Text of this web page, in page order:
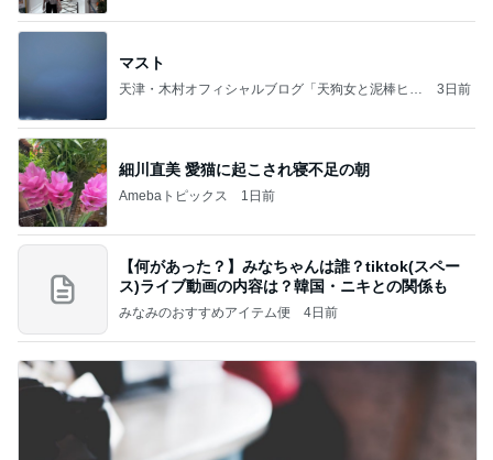
マスト
天津・木村オフィシャルブログ「天狗女と泥棒ヒゲ
3日前
細川直美 愛猫に起こされ寝不足の朝
Amebaトピックス 1日前
【何があった？】みなちゃんは誰？tiktok(スペー
ス)ライブ動画の内容は？韓国・ニキとの関係も
みなみのおすすめアイテム便 4日前